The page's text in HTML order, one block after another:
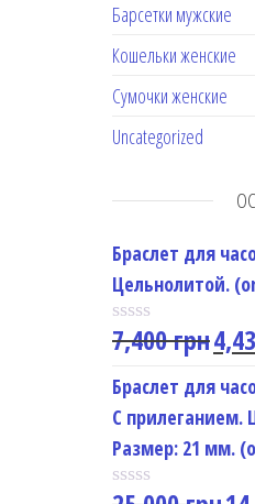
Барсетки мужские
Кошельки женские
Сумочки женские
Uncategorized
Браслет для
Цельнолитой.
R
t
e
d
0
o
u
t
7,400грн
Браслет для
С прилеганием.
Размер: 21 мм.